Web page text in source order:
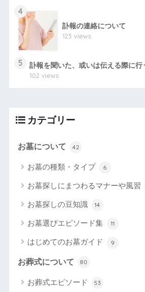
4
訃報の連絡について
123 views
5
訃報を聞いた、或いは伝える際に行
102 views
カテゴリー
お墓について 42
お墓の種類・タイプ 6
お墓探しにまつわるマナーや風習
お墓探しの豆知識 14
お墓選びエピソード集 11
はじめてのお墓ガイド 9
お葬式について 80
お葬式エピソード 53